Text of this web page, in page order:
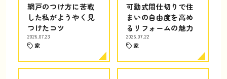
網戸のつけ方に苦戦
した私がようやく見
つけたコツ
2026.07.23
家
可動式間仕切りで住
まいの自由度を高め
るリフォームの魅力
2026.07.22
家